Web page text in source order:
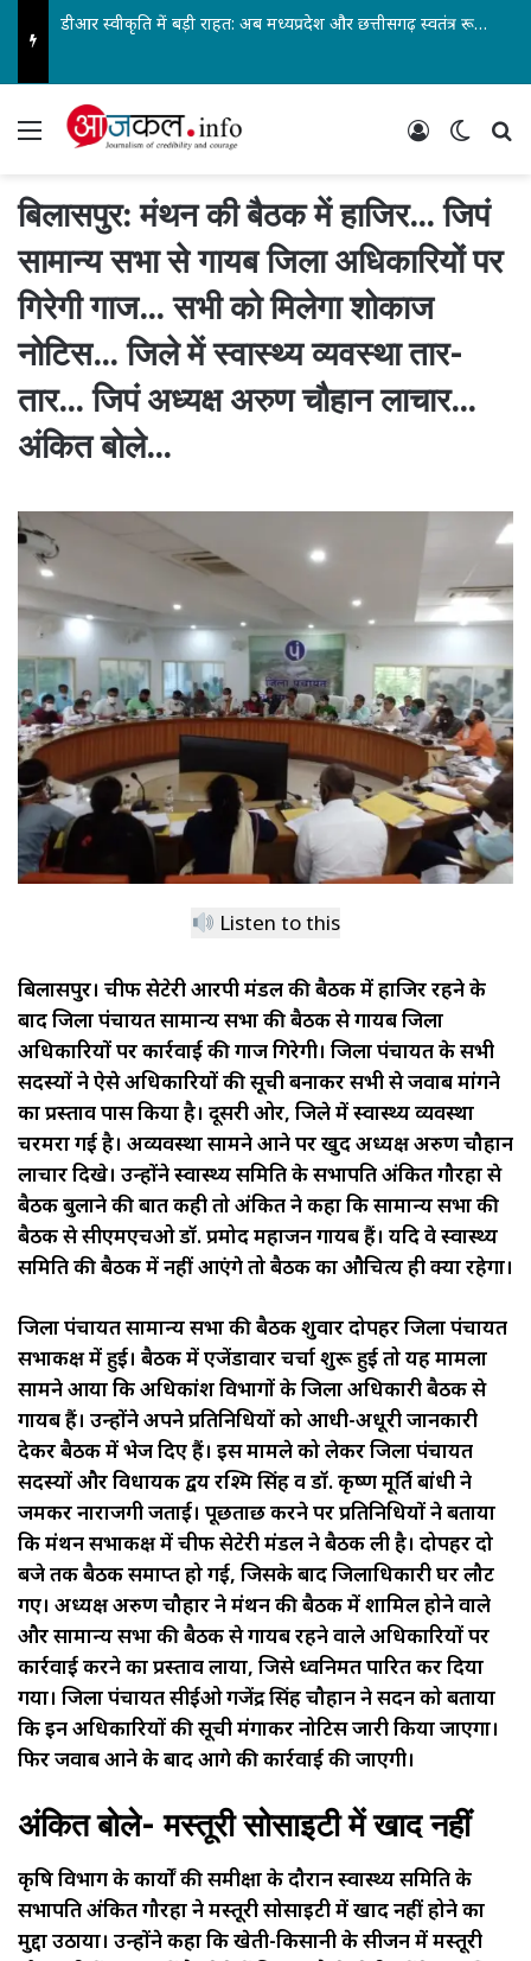
डीआर स्वीकृति में बड़ी राहत: अब मध्यप्रदेश और छत्तीसगढ़ स्वतंत्र रूप से ले सकेंगे निर्णय… पेंशनर्स एसोसिएशन के जिलाध्यक्ष आरके वर्मा सहित पदाधिकारियों ने किया स्वागत…
Menu Log In
बिलासपुर: मंथन की बैठक में हाजिर… जिपं
सामान्य सभा से गायब जिला अधिकारियों पर
गिरेगी गाज… सभी को मिलेगा शोकाज
नोटिस… जिले में स्वास्थ्य व्यवस्था तार-
तार… जिपं अध्यक्ष अरुण चौहान लाचार…
अंकित बोले…
Listen to this
बिलासपुर। चीफ सेक्रेटरी आरपी मंडल की बैठक में हाजिर रहने के
बाद जिला पंचायत सामान्य सभा की बैठक से गायब जिला
अधिकारियों पर कार्रवाई की गाज गिरेगी। जिला पंचायत के सभी
सदस्यों ने ऐसे अधिकारियों की सूची बनाकर सभी से जवाब मांगने
का प्रस्ताव पास किया है। दूसरी ओर, जिले में स्वास्थ्य व्यवस्था
चरमरा गई है। अव्यवस्था सामने आने पर खुद अध्यक्ष अरुण चौहान
लाचार दिखे। उन्होंने स्वास्थ्य समिति के सभापति अंकित गौरहा से
बैठक बुलाने की बात कही तो अंकित ने कहा कि सामान्य सभा की
बैठक से सीएमएचओ डॉ. प्रमोद महाजन गायब हैं। यदि वे स्वास्थ्य
समिति की बैठक में नहीं आएंगे तो बैठक का औचित्य ही क्या रहेगा।
जिला पंचायत सामान्य सभा की बैठक शुक्रवार दोपहर जिला पंचायत
सभाकक्ष में हुई। बैठक में एजेंडावार चर्चा शुरू हुई तो यह मामला
सामने आया कि अधिकांश विभागों के जिला अधिकारी बैठक से
गायब हैं। उन्होंने अपने प्रतिनिधियों को आधी-अधूरी जानकारी
देकर बैठक में भेज दिए हैं। इस मामले को लेकर जिला पंचायत
सदस्यों और विधायक द्वय रश्मि सिंह व डॉ. कृष्ण मूर्ति बांधी ने
जमकर नाराजगी जताई। पूछताछ करने पर प्रतिनिधियों ने बताया
कि मंथन सभाकक्ष में चीफ सेक्रेटरी मंडल ने बैठक ली है। दोपहर दो
बजे तक बैठक समाप्त हो गई, जिसके बाद जिलाधिकारी घर लौट
गए। अध्यक्ष अरुण चौहार ने मंथन की बैठक में शामिल होने वाले
और सामान्य सभा की बैठक से गायब रहने वाले अधिकारियों पर
कार्रवाई करने का प्रस्ताव लाया, जिसे ध्वनिमत पारित कर दिया
गया। जिला पंचायत सीईओ गजेंद्र सिंह चौहान ने सदन को बताया
कि इन अधिकारियों की सूची मंगाकर नोटिस जारी किया जाएगा।
फिर जवाब आने के बाद आगे की कार्रवाई की जाएगी।
अंकित बोले- मस्तूरी सोसाइटी में खाद नहीं
कृषि विभाग के कार्यों की समीक्षा के दौरान स्वास्थ्य समिति के
सभापति अंकित गौरहा ने मस्तूरी सोसाइटी में खाद नहीं होने का
मुद्दा उठाया। उन्होंने कहा कि खेती-किसानी के सीजन में मस्तूरी